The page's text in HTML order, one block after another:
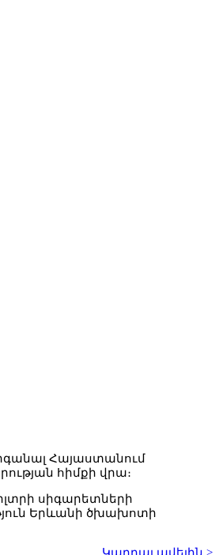
Հայաստանում
հիմքի վրա։
սիգարետների
Երևանի ծխախոտի